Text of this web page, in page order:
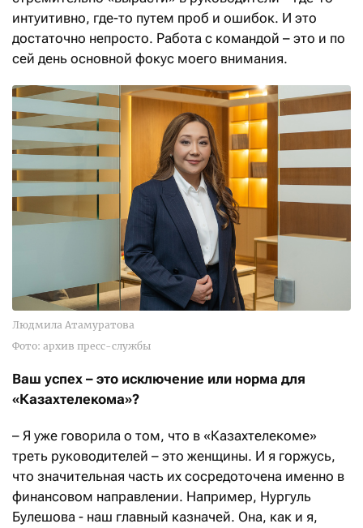
интуитивно, где-то путем проб и ошибок. И это
достаточно непросто. Работа с командой – это и по
сей день основной фокус моего внимания.
Людмила Атамуратова
Фото: архив пресс-службы
Ваш успех – это исключение или норма для
«Казахтелекома»?
– Я уже говорила о том, что в «Казахтелекоме»
треть руководителей – это женщины. И я горжусь,
что значительная часть их сосредоточена именно в
финансовом направлении. Например, Нургуль
Булешова - наш главный казначей. Она, как и я,